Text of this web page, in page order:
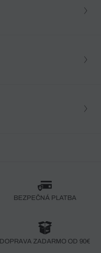
BEZPEČNÁ PLATBA
DOPRAVA ZADARMO OD 90€